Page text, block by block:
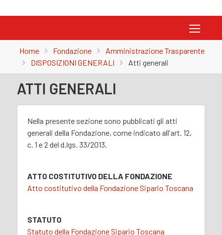
Home Fondazione
Amministrazione Trasparente
DISPOSIZIONI GENERALI
Atti generali
ATTI GENERALI
Nella presente sezione sono pubblicati gli atti
generali della Fondazione, come indicato all'art. 12,
c. 1 e 2 del d.lgs. 33/2013.
ATTO COSTITUTIVO DELLA FONDAZIONE
Atto costitutivo della Fondazione Sipario Toscana
STATUTO
Statuto della Fondazione Sipario Toscana